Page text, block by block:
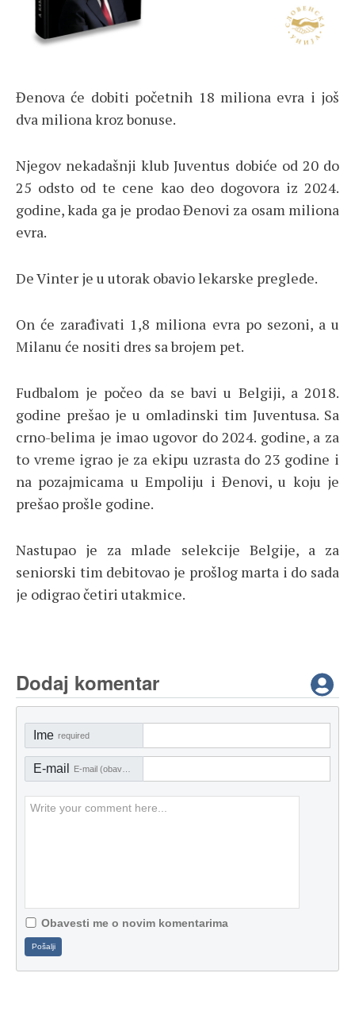
Đenova će dobiti početnih 18 miliona evra i još
dva miliona kroz bonuse.
Njegov nekadašnji klub Juventus dobiće od 20 do
25 odsto od te cene kao deo dogovora iz 2024.
godine, kada ga je prodao Đenovi za osam miliona
evra.
De Vinter je u utorak obavio lekarske preglede.
On će zarađivati 1,8 miliona evra po sezoni, a u
Milanu će nositi dres sa brojem pet.
Fudbalom je počeo da se bavi u Belgiji, a 2018.
godine prešao je u omladinski tim Juventusa. Sa
crno-belima je imao ugovor do 2024. godine, a za
to vreme igrao je za ekipu uzrasta do 23 godine i
na pozajmicama u Empoliju i Đenovi, u koju je
prešao prošle godine.
Nastupao je za mlade selekcije Belgije, a za
seniorski tim debitovao je prošlog marta i do sada
je odigrao četiri utakmice.
Dodaj komentar
Ime required
E-mail
Obavesti me o novim komentarima
Pošalji